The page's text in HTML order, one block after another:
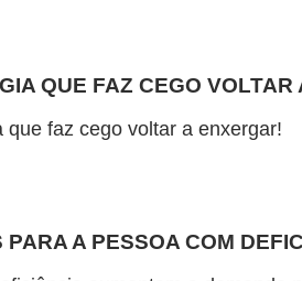
QUE FAZ CEGO VOLTAR
faz cego voltar a enxergar!
A PESSOA COM